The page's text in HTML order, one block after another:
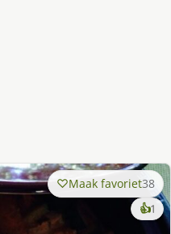
Maak favoriet38
👍1